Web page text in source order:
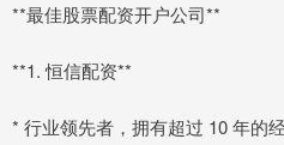
**最佳股票配资开户公司**
**1. 恒信配资**
* 行业领先者，拥有超过 10 年的